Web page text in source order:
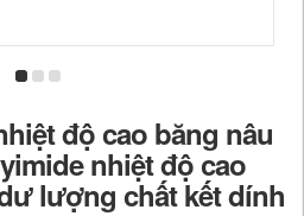
độ cao băng nâu
nhiệt độ cao
lượng chất kết dính